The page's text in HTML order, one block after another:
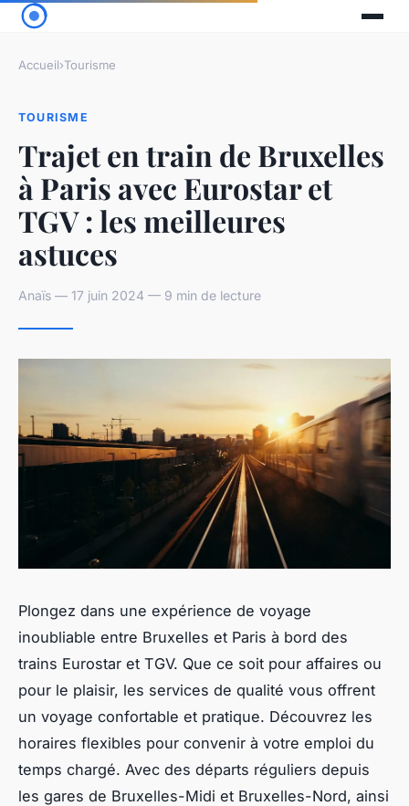
Accueil›Tourisme
TOURISME
Trajet en train de Bruxelles
à Paris avec Eurostar et
TGV : les meilleures
astuces
Anaïs — 17 juin 2024 — 9 min de lecture
Plongez dans une expérience de voyage
inoubliable entre Bruxelles et Paris à bord des
trains Eurostar et TGV. Que ce soit pour affaires ou
pour le plaisir, les services de qualité vous offrent
un voyage confortable et pratique. Découvrez les
horaires flexibles pour convenir à votre emploi du
temps chargé. Avec des départs réguliers depuis
les gares de Bruxelles-Midi et Bruxelles-Nord, ainsi